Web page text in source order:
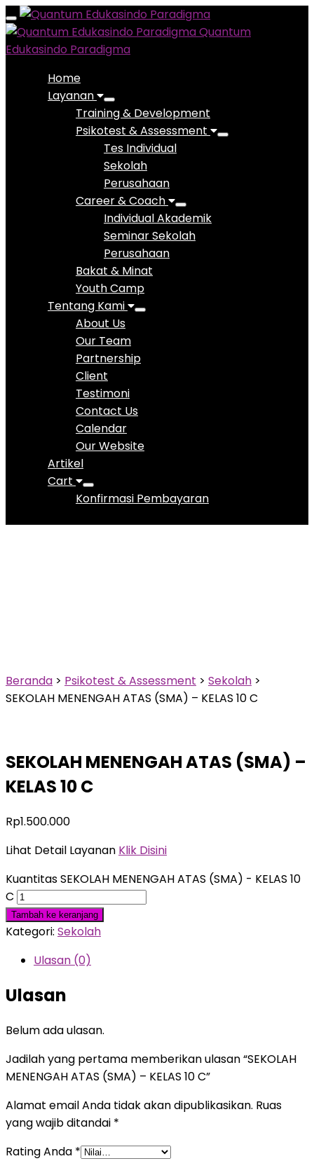
Toggle
navigation
Quantum
Edukasindo Paradigma
Home
Layanan
Training & Development
Psikotest & Assessment
Tes Individual
Sekolah
Perusahaan
Career & Coach
Individual Akademik
Seminar Sekolah
Perusahaan
Bakat & Minat
Youth Camp
Tentang Kami
About Us
Our Team
Partnership
Client
Testimoni
Contact Us
Calendar
Our Website
Artikel
Cart
Konfirmasi Pembayaran
Beranda > Psikotest & Assessment > Sekolah >
SEKOLAH MENENGAH ATAS (SMA) – KELAS 10 C
SEKOLAH MENENGAH ATAS (SMA) –
KELAS 10 C
Rp1.500.000
Lihat Detail Layanan Klik Disini
Kuantitas SEKOLAH MENENGAH ATAS (SMA) - KELAS 10
C
Tambah ke keranjang
Kategori: Sekolah
Ulasan (0)
Ulasan
Belum ada ulasan.
Jadilah yang pertama memberikan ulasan “SEKOLAH
MENENGAH ATAS (SMA) – KELAS 10 C”
Alamat email Anda tidak akan dipublikasikan. Ruas
yang wajib ditandai *
Rating Anda *